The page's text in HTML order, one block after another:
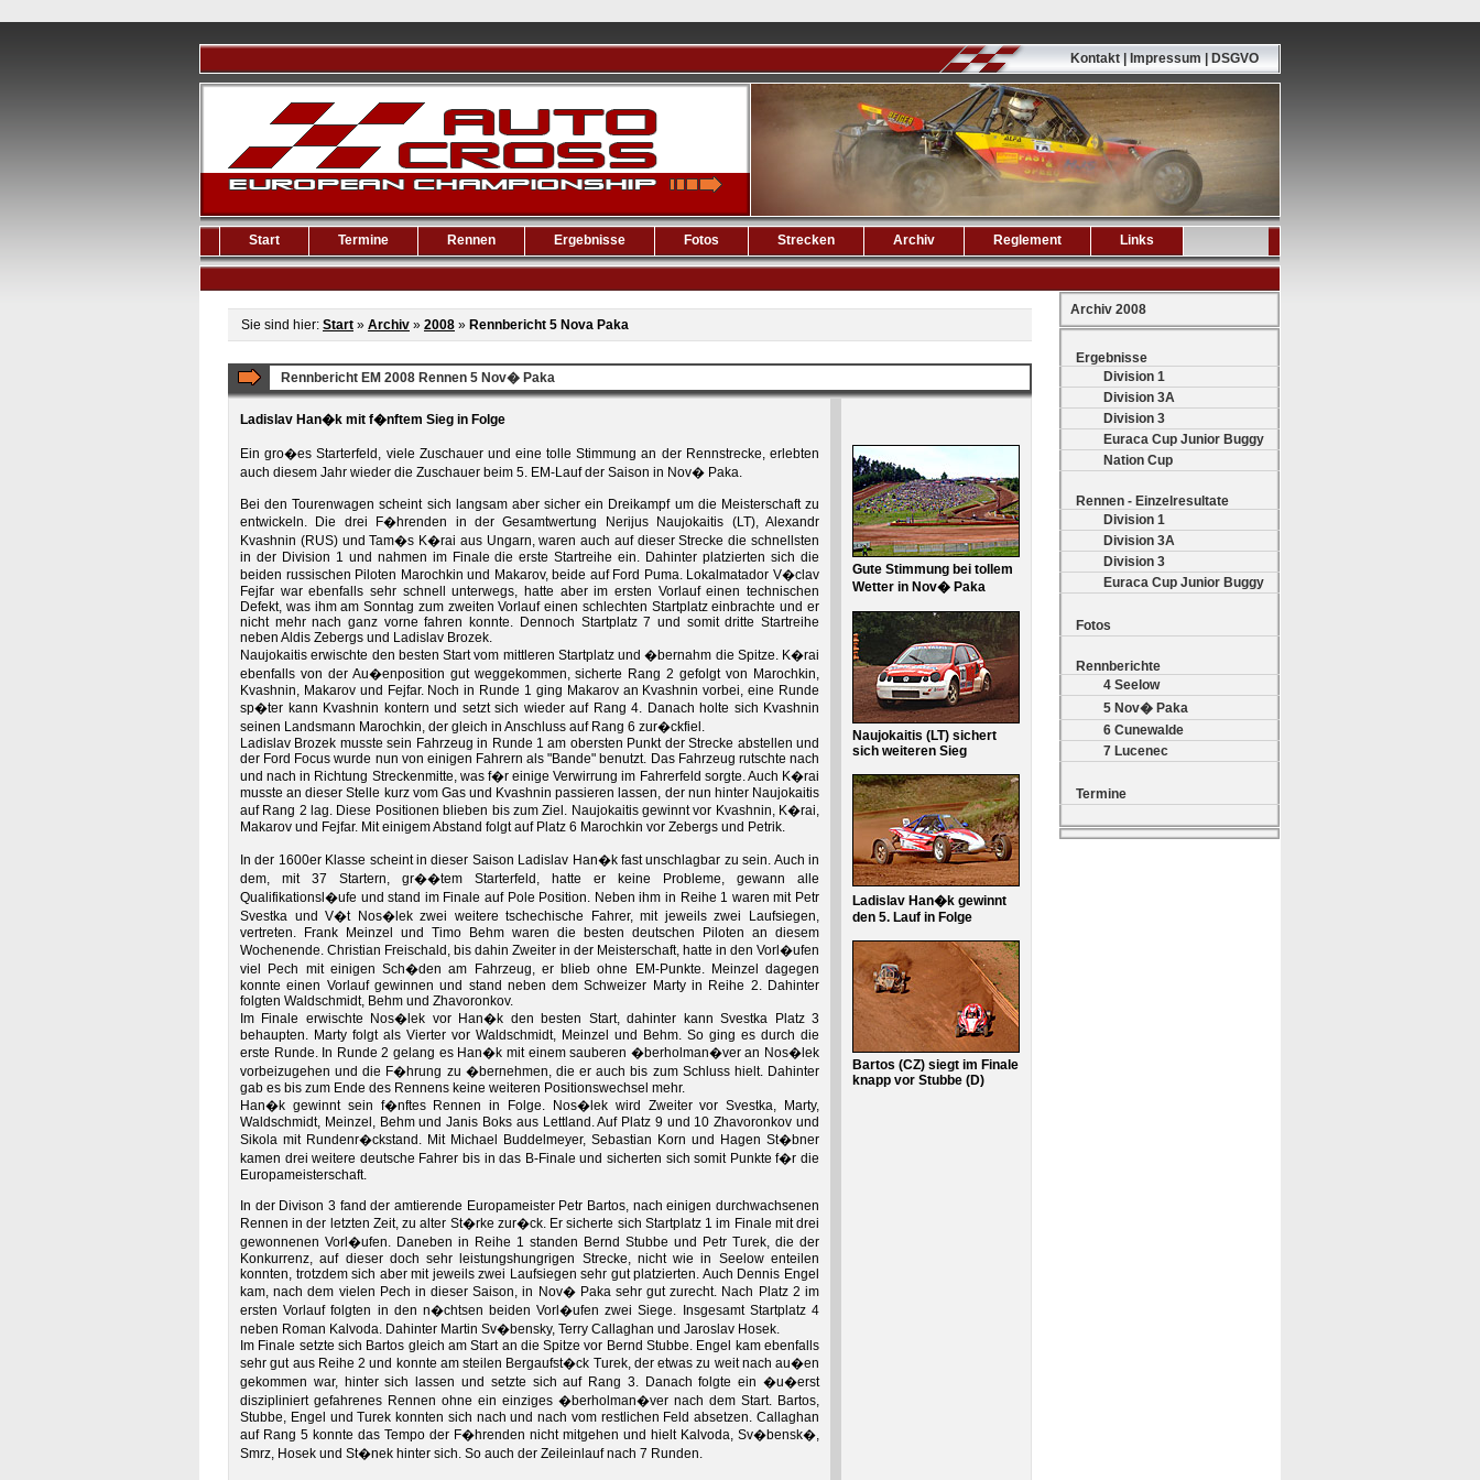
Kontakt | Impressum | DSGVO
Start Termine Rennen Ergebnisse Fotos Strecken Archiv Reglement Links
Sie sind hier: Start » Archiv » 2008 » Rennbericht 5 Nova Paka
Rennbericht EM 2008 Rennen 5 Nov� Paka
Ladislav Han�k mit f�nftem Sieg in Folge
Ein gro�es Starterfeld, viele Zuschauer und eine tolle Stimmung an der Rennstrecke, erlebten
auch diesem Jahr wieder die Zuschauer beim 5. EM-Lauf der Saison in Nov� Paka.
Bei den Tourenwagen scheint sich langsam aber sicher ein Dreikampf um die Meisterschaft zu
entwickeln. Die drei F�hrenden in der Gesamtwertung Nerijus Naujokaitis (LT), Alexandr
Kvashnin (RUS) und Tam�s K�rai aus Ungarn, waren auch auf dieser Strecke die schnellsten
in der Division 1 und nahmen im Finale die erste Startreihe ein. Dahinter platzierten sich die
beiden russischen Piloten Marochkin und Makarov, beide auf Ford Puma. Lokalmatador V�clav
Fejfar war ebenfalls sehr schnell unterwegs, hatte aber im ersten Vorlauf einen technischen
Defekt, was ihm am Sonntag zum zweiten Vorlauf einen schlechten Startplatz einbrachte und er
nicht mehr nach ganz vorne fahren konnte. Dennoch Startplatz 7 und somit dritte Startreihe
neben Aldis Zebergs und Ladislav Brozek.
Naujokaitis erwischte den besten Start vom mittleren Startplatz und �bernahm die Spitze. K�rai
ebenfalls von der Au�enposition gut weggekommen, sicherte Rang 2 gefolgt von Marochkin,
Kvashnin, Makarov und Fejfar. Noch in Runde 1 ging Makarov an Kvashnin vorbei, eine Runde
sp�ter kann Kvashnin kontern und setzt sich wieder auf Rang 4. Danach holte sich Kvashnin
seinen Landsmann Marochkin, der gleich in Anschluss auf Rang 6 zur�ckfiel.
Ladislav Brozek musste sein Fahrzeug in Runde 1 am obersten Punkt der Strecke abstellen und
der Ford Focus wurde nun von einigen Fahrern als "Bande" benutzt. Das Fahrzeug rutschte nach
und nach in Richtung Streckenmitte, was f�r einige Verwirrung im Fahrerfeld sorgte. Auch K�rai
musste an dieser Stelle kurz vom Gas und Kvashnin passieren lassen, der nun hinter Naujokaitis
auf Rang 2 lag. Diese Positionen blieben bis zum Ziel. Naujokaitis gewinnt vor Kvashnin, K�rai,
Makarov und Fejfar. Mit einigem Abstand folgt auf Platz 6 Marochkin vor Zebergs und Petrik.
In der 1600er Klasse scheint in dieser Saison Ladislav Han�k fast unschlagbar zu sein. Auch in
dem, mit 37 Startern, gr��tem Starterfeld, hatte er keine Probleme, gewann alle
Qualifikationsl�ufe und stand im Finale auf Pole Position. Neben ihm in Reihe 1 waren mit Petr
Svestka und V�t Nos�lek zwei weitere tschechische Fahrer, mit jeweils zwei Laufsiegen,
vertreten. Frank Meinzel und Timo Behm waren die besten deutschen Piloten an diesem
Wochenende. Christian Freischald, bis dahin Zweiter in der Meisterschaft, hatte in den Vorl�ufen
viel Pech mit einigen Sch�den am Fahrzeug, er blieb ohne EM-Punkte. Meinzel dagegen
konnte einen Vorlauf gewinnen und stand neben dem Schweizer Marty in Reihe 2. Dahinter
folgten Waldschmidt, Behm und Zhavoronkov.
Im Finale erwischte Nos�lek vor Han�k den besten Start, dahinter kann Svestka Platz 3
behaupten. Marty folgt als Vierter vor Waldschmidt, Meinzel und Behm. So ging es durch die
erste Runde. In Runde 2 gelang es Han�k mit einem sauberen �berholman�ver an Nos�lek
vorbeizugehen und die F�hrung zu �bernehmen, die er auch bis zum Schluss hielt. Dahinter
gab es bis zum Ende des Rennens keine weiteren Positionswechsel mehr.
Han�k gewinnt sein f�nftes Rennen in Folge. Nos�lek wird Zweiter vor Svestka, Marty,
Waldschmidt, Meinzel, Behm und Janis Boks aus Lettland. Auf Platz 9 und 10 Zhavoronkov und
Sikola mit Rundenr�ckstand. Mit Michael Buddelmeyer, Sebastian Korn und Hagen St�bner
kamen drei weitere deutsche Fahrer bis in das B-Finale und sicherten sich somit Punkte f�r die
Europameisterschaft.
In der Divison 3 fand der amtierende Europameister Petr Bartos, nach einigen durchwachsenen
Rennen in der letzten Zeit, zu alter St�rke zur�ck. Er sicherte sich Startplatz 1 im Finale mit drei
gewonnenen Vorl�ufen. Daneben in Reihe 1 standen Bernd Stubbe und Petr Turek, die der
Konkurrenz, auf dieser doch sehr leistungshungrigen Strecke, nicht wie in Seelow enteilen
konnten, trotzdem sich aber mit jeweils zwei Laufsiegen sehr gut platzierten. Auch Dennis Engel
kam, nach dem vielen Pech in dieser Saison, in Nov� Paka sehr gut zurecht. Nach Platz 2 im
ersten Vorlauf folgten in den n�chtsen beiden Vorl�ufen zwei Siege. Insgesamt Startplatz 4
neben Roman Kalvoda. Dahinter Martin Sv�bensky, Terry Callaghan und Jaroslav Hosek.
Im Finale setzte sich Bartos gleich am Start an die Spitze vor Bernd Stubbe. Engel kam ebenfalls
sehr gut aus Reihe 2 und konnte am steilen Bergaufst�ck Turek, der etwas zu weit nach au�en
gekommen war, hinter sich lassen und setzte sich auf Rang 3. Danach folgte ein �u�erst
diszipliniert gefahrenes Rennen ohne ein einziges �berholman�ver nach dem Start. Bartos,
Stubbe, Engel und Turek konnten sich nach und nach vom restlichen Feld absetzen. Callaghan
auf Rang 5 konnte das Tempo der F�hrenden nicht mitgehen und hielt Kalvoda, Sv�bensk�,
Smrz, Hosek und St�nek hinter sich. So auch der Zeileinlauf nach 7 Runden.
Gute Stimmung bei tollem
Wetter in Nov� Paka
Naujokaitis (LT) sichert
sich weiteren Sieg
Ladislav Han�k gewinnt
den 5. Lauf in Folge
Bartos (CZ) siegt im Finale
knapp vor Stubbe (D)
Archiv 2008
Ergebnisse
Division 1
Division 3A
Division 3
Euraca Cup Junior Buggy
Nation Cup
Rennen - Einzelresultate
Division 1
Division 3A
Division 3
Euraca Cup Junior Buggy
Fotos
Rennberichte
4 Seelow
5 Nov� Paka
6 Cunewalde
7 Lucenec
Termine